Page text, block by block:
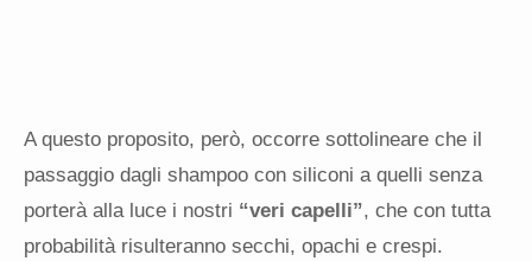
A questo proposito, però, occorre sottolineare che il
passaggio dagli shampoo con siliconi a quelli senza
porterà alla luce i nostri “veri capelli”, che con tutta
probabilità risulteranno secchi, opachi e crespi.